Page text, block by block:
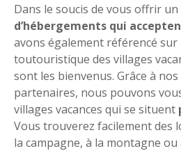
Dans le soucis de vous offrir un
d’hébergements qui
avons également référencé
toutouristique des villages
sont les bienvenus. Grâce à
partenaires, nous pouvons
villages vacances qui se situent
Vous trouverez facilement des
la campagne, à la montagne ou